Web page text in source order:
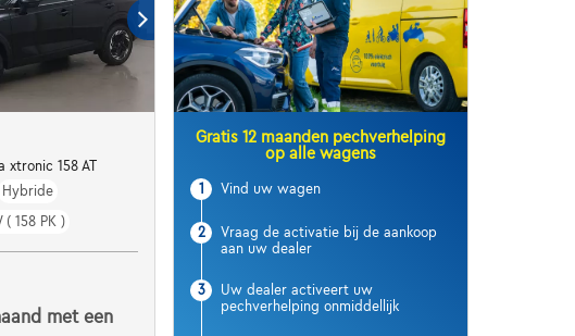
xtronic 158 AT
Hybride
( 158 PK )
met een
Gratis 12 maanden pechverhelping
op alle wagens
1 Vind uw wagen
2
Vraag de activatie bij de aankoop
aan uw dealer
3
Uw dealer activeert uw
pechverhelping onmiddellijk